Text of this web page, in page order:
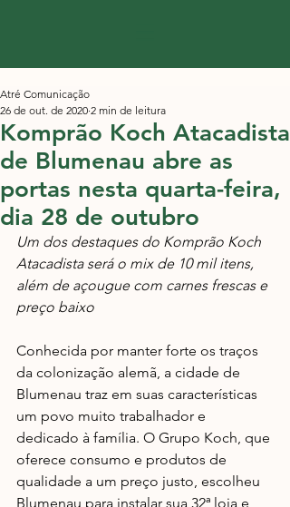
Komprão Koch Atacadista
de Blumenau abre as
portas nesta quarta-feira,
dia 28 de outubro
Atré Comunicação
26 de out. de 2020 2 min de leitura
Um dos destaques do Komprão Koch
Atacadista será o mix de 10 mil itens,
além de açougue com carnes frescas e
preço baixo
Conhecida por manter forte os traços
da colonização alemã, a cidade de
Blumenau traz em suas características
um povo muito trabalhador e
dedicado à família. O Grupo Koch, que
oferece consumo e produtos de
qualidade a um preço justo, escolheu
Blumenau para instalar sua 32ª loja e